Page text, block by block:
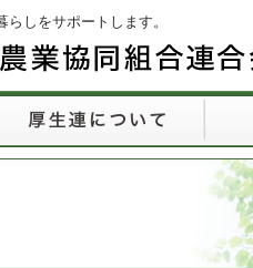
しをサポートします。